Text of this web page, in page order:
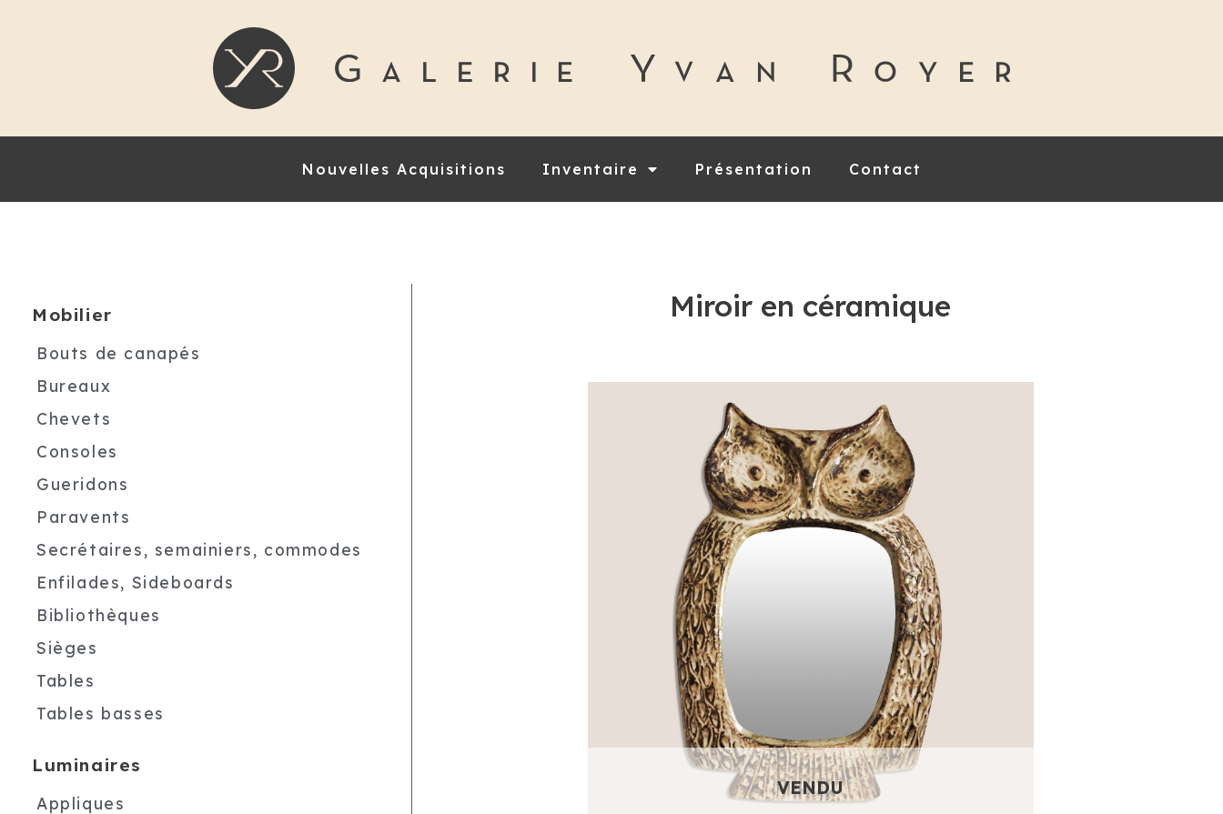
Nouvelles Acquisitions Inventaire Présentation Contact
Mobilier
Bouts de canapés
Bureaux
Chevets
Consoles
Gueridons
Paravents
Secrétaires, semainiers, commodes
Enfilades, Sideboards
Bibliothèques
Sièges
Tables
Tables basses
Luminaires
Appliques
Miroir en céramique